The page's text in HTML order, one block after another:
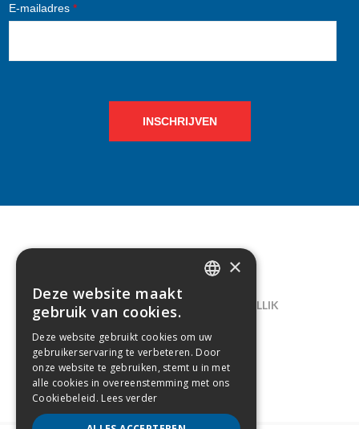
E-mailadres *
INSCHRIJVEN
CONTACT
LELIEGAARDE 22, B-1731 ZELLIK
02/238.10.11
INFO@CREAMODA.BE
BE0407.694.265
×
Deze website maakt
gebruik van cookies.
Deze website gebruikt cookies om uw
gebruikerservaring te verbeteren. Door
onze website te gebruiken, stemt u in met
alle cookies in overeenstemming met ons
Cookiebeleid. Lees verder